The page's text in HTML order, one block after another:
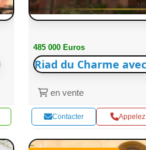
485 000 Euros
Riad du Charme
en vente
Contacter Appelez